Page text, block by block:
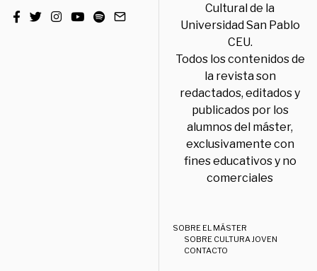
Cultural de la
Universidad San Pablo
CEU.
Todos los contenidos de
la revista son
redactados, editados y
publicados por los
alumnos del máster,
exclusivamente con
fines educativos y no
comerciales
SOBRE EL MÁSTER
SOBRE CULTURA JOVEN
CONTACTO